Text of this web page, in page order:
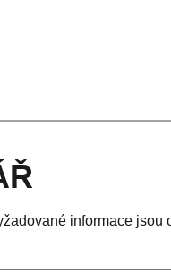
informace jsou